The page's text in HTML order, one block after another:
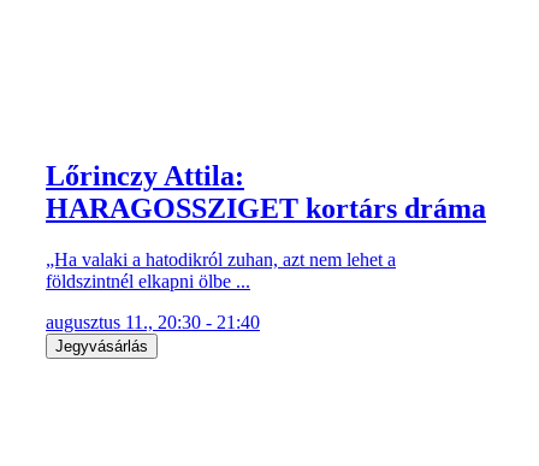
Lőrinczy Attila:
HARAGOSSZIGET kortárs dráma
„Ha valaki a hatodikról zuhan, azt nem lehet a
földszintnél elkapni ölbe ...
augusztus 11., 20:30 - 21:40
Jegyvásárlás